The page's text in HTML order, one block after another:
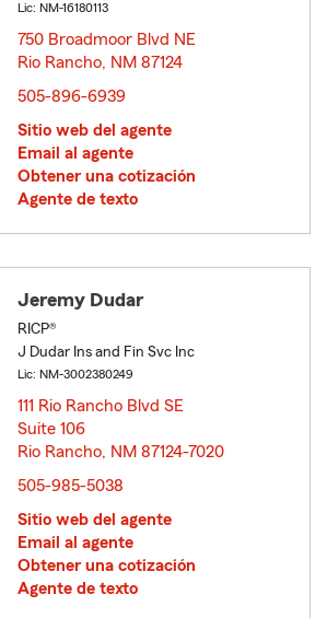
Lic: NM-16180113
750 Broadmoor Blvd NE
Rio Rancho, NM 87124
505-896-6939
Sitio web del agente
Email al agente
Obtener una cotización
Agente de texto
Jeremy Dudar
RICP®
J Dudar Ins and Fin Svc Inc
Lic: NM-3002380249
111 Rio Rancho Blvd SE
Suite 106
Rio Rancho, NM 87124-7020
505-985-5038
Sitio web del agente
Email al agente
Obtener una cotización
Agente de texto